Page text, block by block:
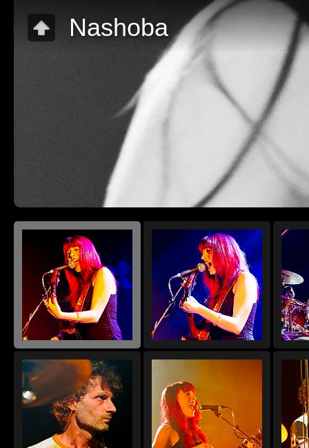
Nashoba